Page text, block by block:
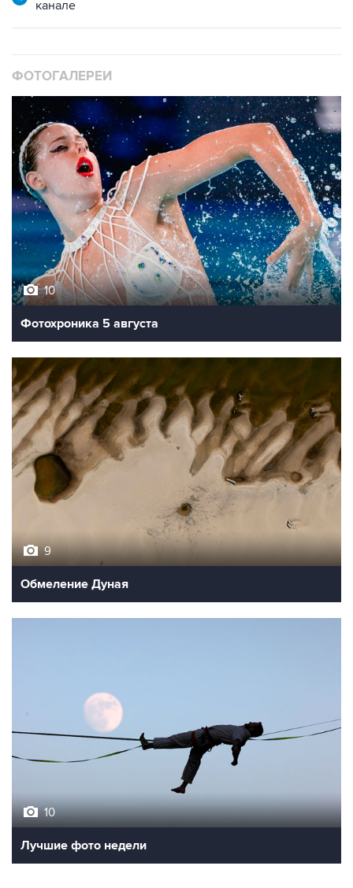
10
Фотохроника 5 августа
Обмеление Дуная
Лучшие фото недели